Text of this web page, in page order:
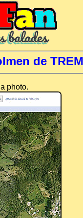
de
photo.